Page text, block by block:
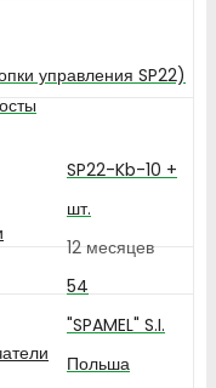
управления SP22)
SP22-Kb-10 +
шт.
12 месяцев
54
"SPAMEL" S.I.
Польша